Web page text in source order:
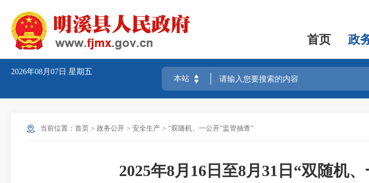
首页 政
2026年08月07日 星期五
当前位置： 首页 > 政务公开 > 安全生产 > “双随机、一公开”监管抽查”
2025年8月16日至8月31日“双随机